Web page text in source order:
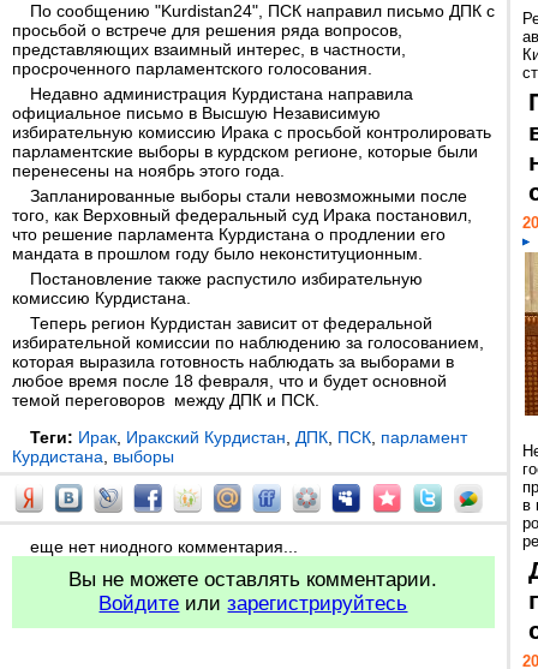
По сообщению "Kurdistan24", ПСК направил письмо ДПК с
просьбой о встрече для решения ряда вопросов,
представляющих взаимный интерес, в частности,
просроченного парламентского голосования.
Недавно администрация Курдистана направила
официальное письмо в Высшую Независимую
избирательную комиссию Ирака с просьбой контролировать
парламентские выборы в курдском регионе, которые были
перенесены на ноябрь этого года.
Запланированные выборы стали невозможными после
того, как Верховный федеральный суд Ирака постановил,
что решение парламента Курдистана о продлении его
мандата в прошлом году было неконституционным.
Постановление также распустило избирательную
комиссию Курдистана.
Теперь регион Курдистан зависит от федеральной
избирательной комиссии по наблюдению за голосованием,
которая выразила готовность наблюдать за выборами в
любое время после 18 февраля, что и будет основной
темой переговоров между ДПК и ПСК.
Теги: Ирак Иракский Курдистан ДПК ПСК парламент
Курдистана
выборы
еще нет ниодного комментария...
Вы не можете оставлять комментарии.
Войдите илизарегистрируйтесь
в